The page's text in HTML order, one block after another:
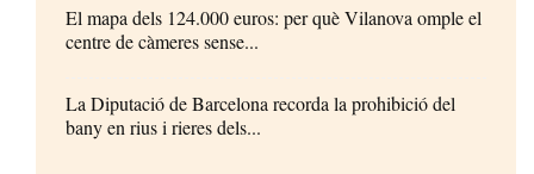
El mapa dels 124.000 euros: per què Vilanova omple el
centre de càmeres sense...
La Diputació de Barcelona recorda la prohibició del
bany en rius i rieres dels...